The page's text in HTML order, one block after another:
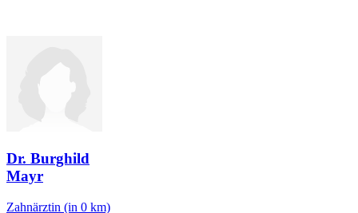
Dr. Burghild
Mayr
Zahnärztin (in 0 km)